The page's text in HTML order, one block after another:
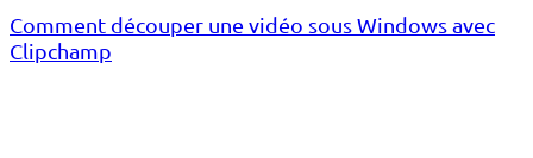
Comment découper une vidéo sous Windows avec
Clipchamp